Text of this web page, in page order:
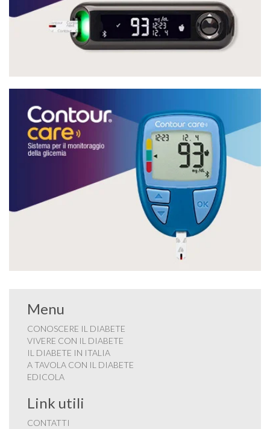
Menu
CONOSCERE IL DIABETE
VIVERE CON IL DIABETE
IL DIABETE IN ITALIA
A TAVOLA CON IL DIABETE
EDICOLA
Link utili
CONTATTI